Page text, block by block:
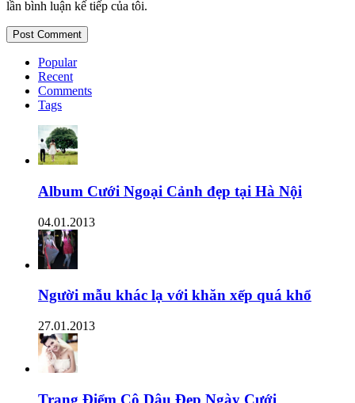
lần bình luận kế tiếp của tôi.
Popular
Recent
Comments
Tags
Album Cưới Ngoại Cảnh đẹp tại Hà Nội
04.01.2013
Người mẫu khác lạ với khăn xếp quá khổ
27.01.2013
Trang Điểm Cô Dâu Đẹp Ngày Cưới